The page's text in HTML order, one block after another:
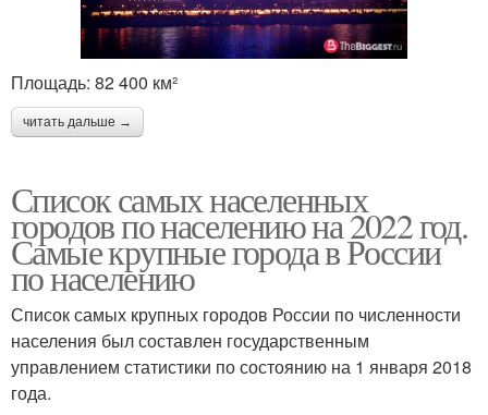
Площадь: 82 400 км²
читать дальше →
Список самых населенных
городов по населению на 2022 год.
Самые крупные города в России
по населению
Список самых крупных городов России по численности
населения был составлен государственным
управлением статистики по состоянию на 1 января 2018
года.